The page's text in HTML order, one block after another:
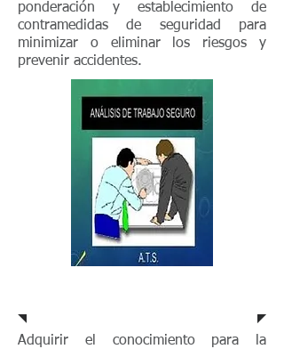
ponderación y establecimiento de
contramedidas de seguridad para
minimizar o eliminar los riesgos y
prevenir accidentes.
Adquirir el conocimiento para la